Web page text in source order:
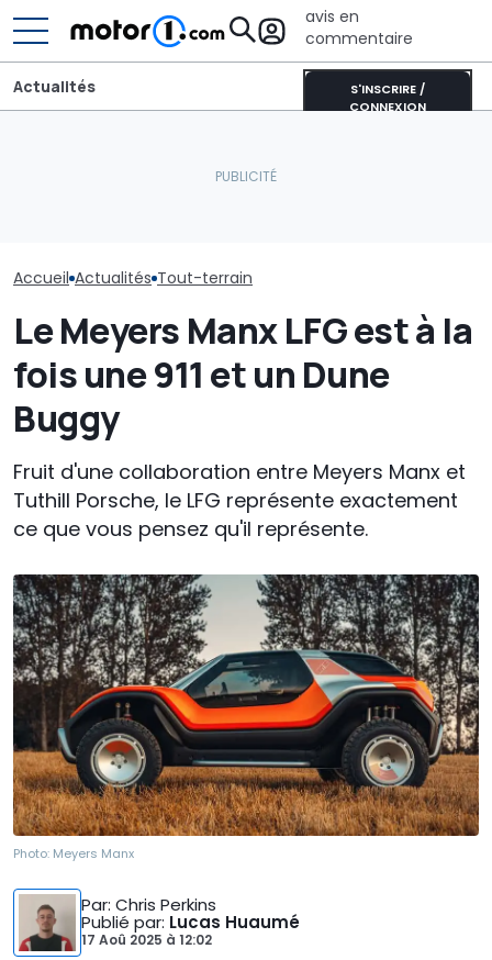
avis en
commentaire
S'INSCRIRE /
CONNEXION
Actualités
Accueil Actualités Tout-terrain
Le Meyers Manx LFG est à la
fois une 911 et un Dune
Buggy
Fruit d'une collaboration entre Meyers Manx et
Tuthill Porsche, le LFG représente exactement
ce que vous pensez qu'il représente.
Photo: Meyers Manx
Par: Chris Perkins
Publié par: Lucas Huaumé
17 Aoû 2025 à 12:02